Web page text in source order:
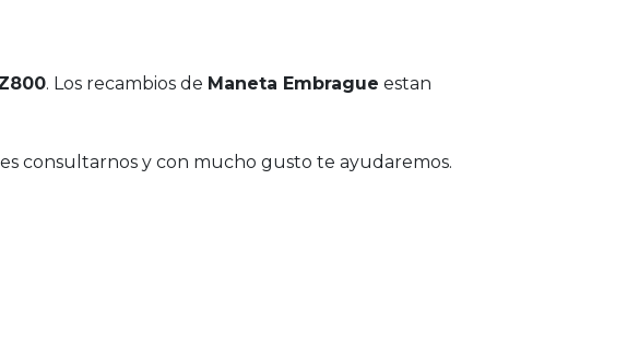
. Los recambios de Maneta Embrague estan
consultarnos y con mucho gusto te ayudaremos.